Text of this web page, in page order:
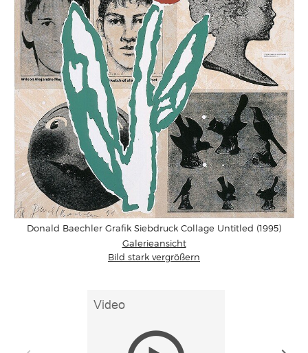
Donald Baechler Grafik Siebdruck Collage Untitled (1995)
Galerieansicht
Bild stark vergrößern